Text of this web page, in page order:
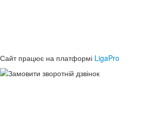
Сайт працює на платформі LigaPro